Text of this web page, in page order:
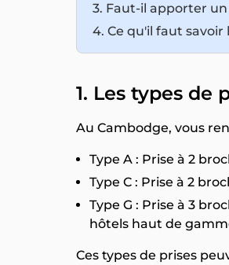
3. Faut-il apporter
4. Ce qu'il faut
1. Les types de
Au Cambodge, vous
Type A : Prise à 2
Type C : Prise à 2
Type G : Prise à 3
hôtels haut de
Ces types de prises